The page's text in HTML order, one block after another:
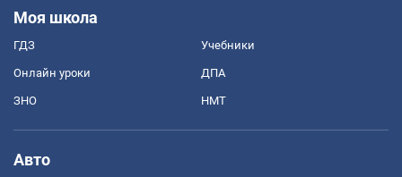
Моя школа
ГДЗ Учебники
Онлайн уроки ДПА
ЗНО НМТ
Авто